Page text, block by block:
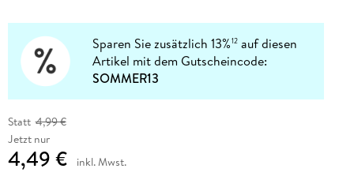
Sparen Sie zusätzlich 13%12 auf diesen
Artikel mit dem Gutscheincode:
SOMMER13
Statt 4,99 €
Jetzt nur
4,49 € inkl. Mwst.